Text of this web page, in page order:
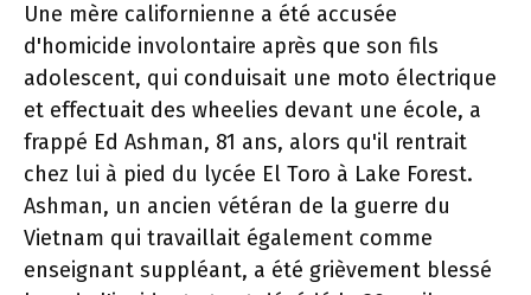
Une mère californienne a été accusée
d'homicide involontaire après que son fils
adolescent, qui conduisait une moto électrique
et effectuait des wheelies devant une école, a
frappé Ed Ashman, 81 ans, alors qu'il rentrait
chez lui à pied du lycée El Toro à Lake Forest.
Ashman, un ancien vétéran de la guerre du
Vietnam qui travaillait également comme
enseignant suppléant, a été grièvement blessé